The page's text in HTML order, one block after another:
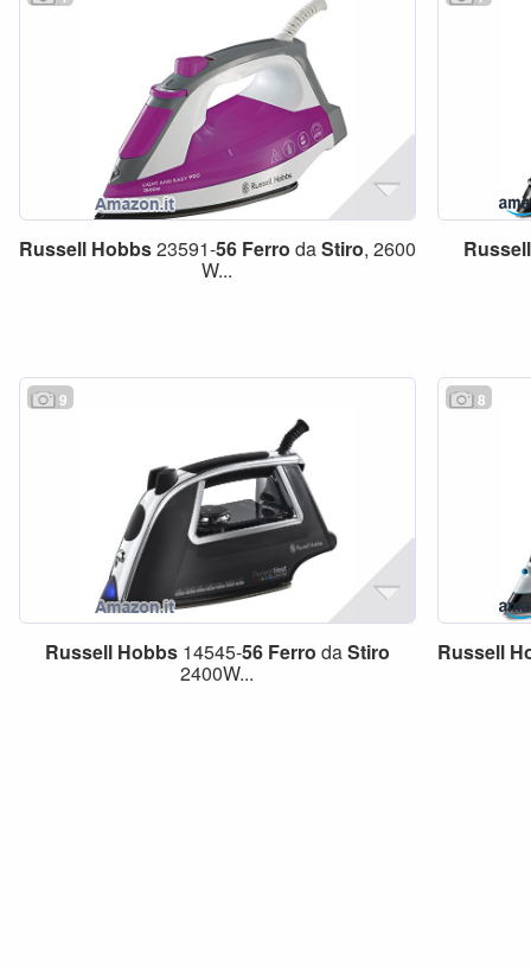
Russell Hobbs23591-56 Ferro daStiro, 2600
W...
Russell
9
Russell Hobbs14545-56 Ferro daStiro
2400W...
8
Russell